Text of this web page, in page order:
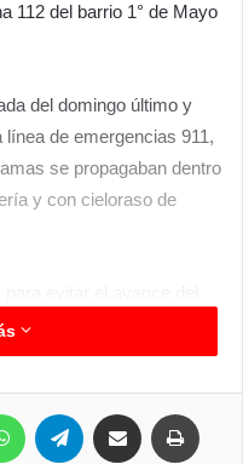
112 del barrio 1° de Mayo
del domingo último y
de emergencias 911,
se propagaban dentro
y con cieloraso de
sin que se
produjo la destrucción de
una batería,